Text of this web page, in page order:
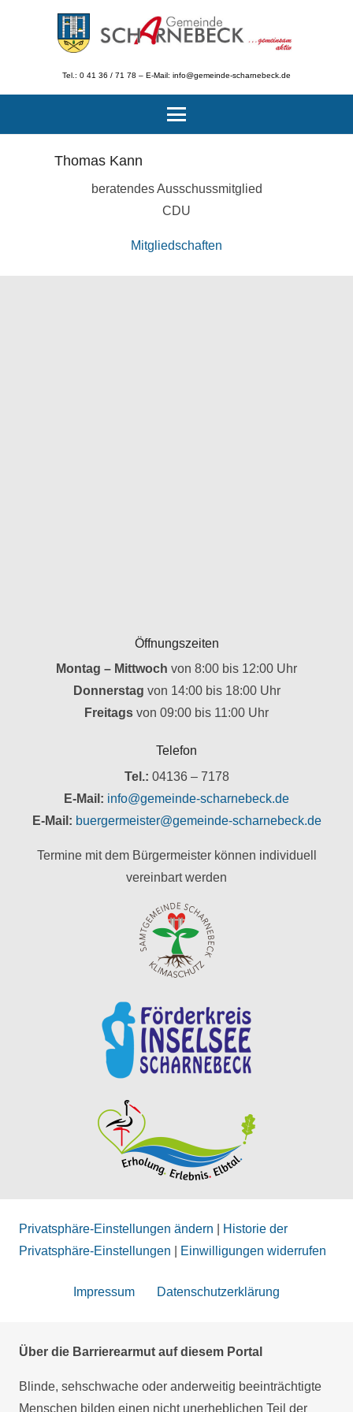
Tel.: 0 41 36 / 71 78 – E-Mail: info@gemeinde-scharnebeck.de
Thomas Kann
beratendes Ausschussmitglied
CDU
Mitgliedschaften
Öffnungszeiten
Montag – Mittwoch von 8:00 bis 12:00 Uhr
Donnerstag von 14:00 bis 18:00 Uhr
Freitags von 09:00 bis 11:00 Uhr
Telefon
Tel.: 04136 – 7178
E-Mail: info@gemeinde-scharnebeck.de
E-Mail: buergermeister@gemeinde-scharnebeck.de
Termine mit dem Bürgermeister können individuell
vereinbart werden
Privatsphäre-Einstellungen ändern
Historie der
Privatsphäre-Einstellungen
Einwilligungen widerrufen
Impressum Datenschutzerklärung
Über die Barrierearmut auf diesem Portal
Blinde, sehschwache oder anderweitig beeinträchtigte
Menschen bilden einen nicht unerheblichen Teil der